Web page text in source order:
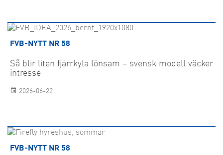
FVB-NYTT NR 58
Så blir liten fjärrkyla lönsam – svensk modell väcker
intresse
2026-06-22
FVB-NYTT NR 58